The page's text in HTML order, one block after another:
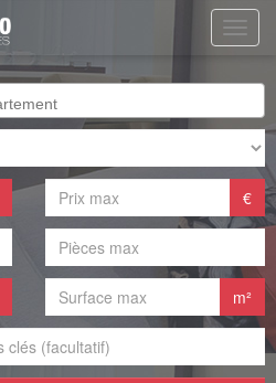
€
m²